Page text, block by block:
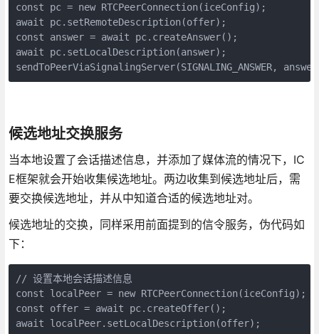
const pc = new RTCPeerConnection(iceConfig);
await pc.setRemoteDescription(offer);
const answer = await pc.createAnswer();
await pc.setLocalDescription(answer);
sendToPeerViaSignalingServer(SIGNALING_ANSWER,
候选地址交换服务
当本地设置了会话描述信息，并添加了媒体流的情况下，IC
E框架就会开始收集候选地址。两边收集到候选地址后，需
要交换候选地址，并从中知道合适的候选地址对。
候选地址的交换，同样采用前面提到的信令服务，伪代码如
下：
// 设置本地会话描述信息
const localPeer = new RTCPeerConnection(iceConfig);
const offer = await pc.createOffer();
await localPeer.setLocalDescription(offer);